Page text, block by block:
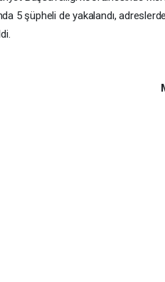
5 şüpheli de yakalandı,